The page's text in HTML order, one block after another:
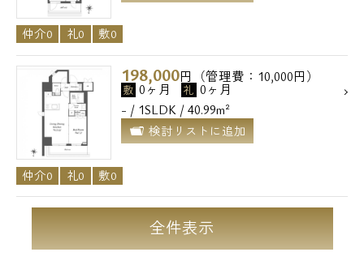
仲介0 礼0 敷0
198,000円（管理費：10,000円）
敷 0ヶ月 礼 0ヶ月
- / 1SLDK / 40.99m²
検討リストに追加
仲介0 礼0 敷0
全件表示